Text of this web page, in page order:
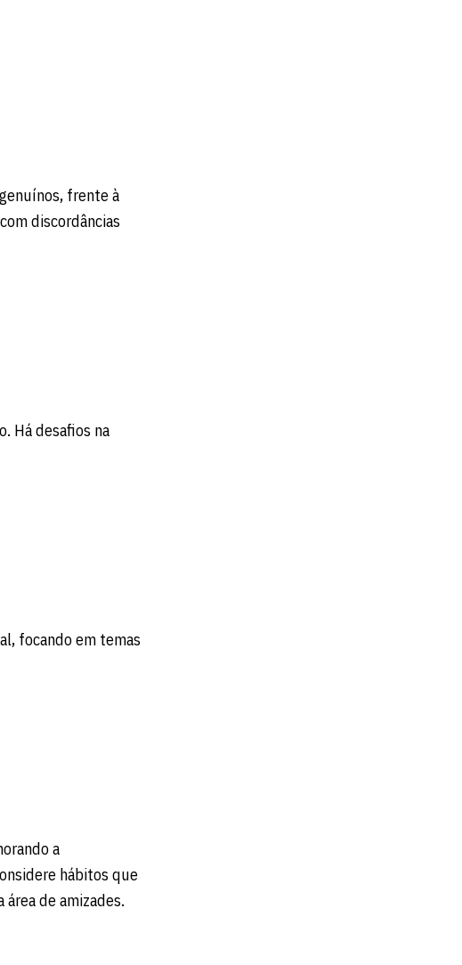
frente à
discordâncias
Há desafios na
focando em temas
a
hábitos que
de amizades.